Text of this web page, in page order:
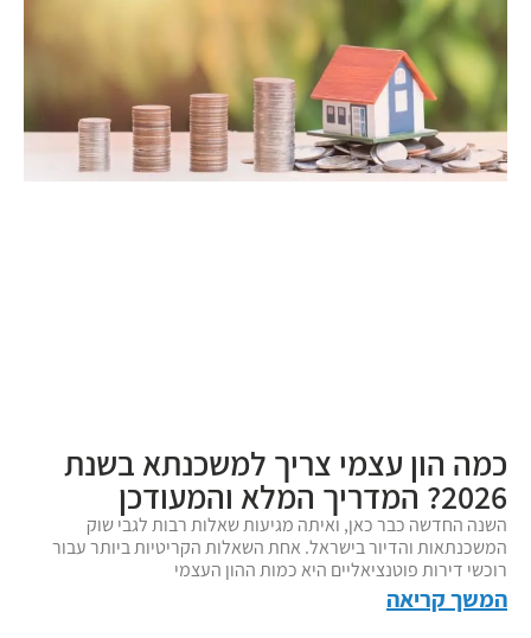
כמה הון עצמי צריך למשכנתא בשנת
2026? המדריך המלא והמעודכן
השנה החדשה כבר כאן, ואיתה מגיעות שאלות רבות לגבי שוק
המשכנתאות והדיור בישראל. אחת השאלות הקריטיות ביותר עבור
רוכשי דירות פוטנציאליים היא כמות ההון העצמי
המשך קריאה